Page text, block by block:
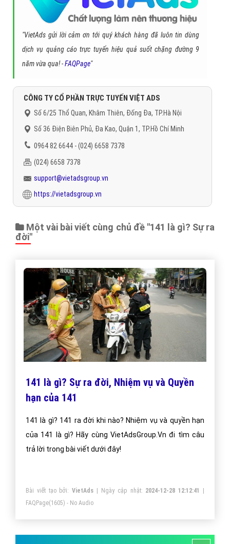
"VietAds gửi lời cảm ơn tới quý khách hàng đã luôn tin dùng
dịch vụ quảng cáo trực tuyến hiệu quả suốt chặng đường 9
năm vừa qua! -FAQPage"
CÔNG TY CỔ PHẦN TRỰC TUYẾN VIỆT ADS
Số 6/25 Thổ Quan, Khâm Thiên, Đống Đa, TP.Hà Nội
Số 36 Điện Biên Phủ, Đa Kao, Quận 1, TP.Hồ Chí Minh
0964 82 6644 - (024) 6658 7378
(024) 6658 7378
support@vietadsgroup.vn
https://vietadsgroup.vn
Một vài bài viết cùng chủ đề "141 là gì? Sự ra
đời"
141 là gì? Sự ra đời, Nhiệm vụ và Quyền
hạn của 141
141 là gì? 141 ra đời khi nào? Nhiệm vụ và quyền hạn
của 141 là gì? Hãy cùng VietAdsGroup.Vn đi tìm câu
trả lời trong bài viết dưới đây!
Bài viết tạo bởi:VietAds | Ngày cập nhật: 2024-12-28 12:12:41
FAQPage(1605) - No Audio